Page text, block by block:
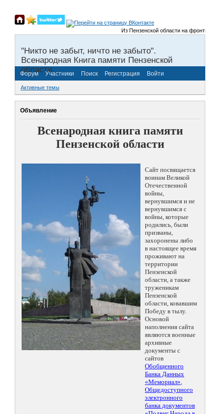
Из Пензенской области на фронты
"Никто не забыт, ничто не забыто".
Всенародная Книга памяти Пензенской
области.
Форум Участники Поиск Регистрация Войти
Активные темы
Объявление
Всенародная книга памяти
Пензенской области
Сайт посвящается
воинам Великой
Отечественной
войны,
вернувшимся и не
вернувшимся с
войны, которые
родились, были
призваны,
захоронены либо
в настоящее время
проживают на
территории
Пензенской
области, а также
труженикам
Пензенской
области, ковавшим
Победу в тылу.
Основой
наполнения сайта
являются военные
архивные
документы с
сайтов
Обобщенного
Банка Данных
«Мемориал»,
Общедоступного
электронного
банка документов